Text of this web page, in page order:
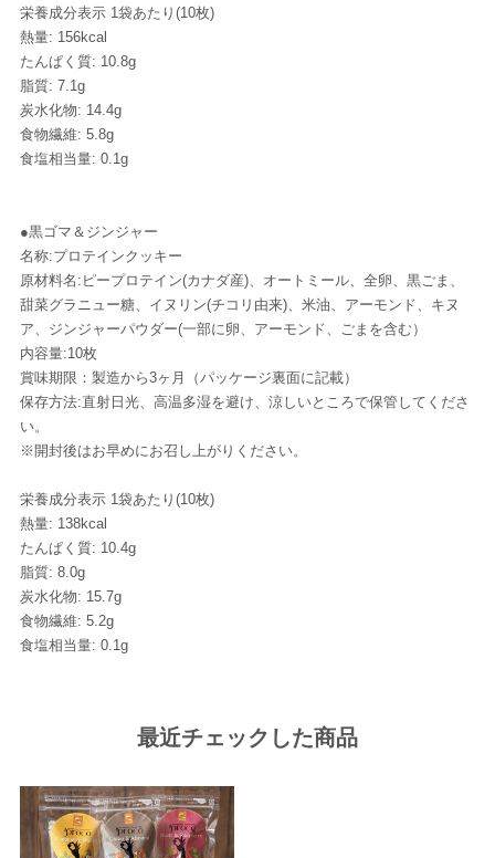
栄養成分表示 1袋あたり(10枚)
熱量: 156kcal
たんぱく質: 10.8g
脂質: 7.1g
炭水化物: 14.4g
食物繊維: 5.8g
食塩相当量: 0.1g
●黒ゴマ＆ジンジャー
名称:プロテインクッキー
原材料名:ピープロテイン(カナダ産)、オートミール、全卵、黒ごま、
甜菜グラニュー糖、イヌリン(チコリ由来)、米油、アーモンド、キヌ
ア、ジンジャーパウダー(一部に卵、アーモンド、ごまを含む）
内容量:10枚
賞味期限：製造から3ヶ月（パッケージ裏面に記載）
保存方法:直射日光、高温多湿を避け、涼しいところで保管してくださ
い。
※開封後はお早めにお召し上がりください。
栄養成分表示 1袋あたり(10枚)
熱量: 138kcal
たんぱく質: 10.4g
脂質: 8.0g
炭水化物: 15.7g
食物繊維: 5.2g
食塩相当量: 0.1g
最近チェックした商品